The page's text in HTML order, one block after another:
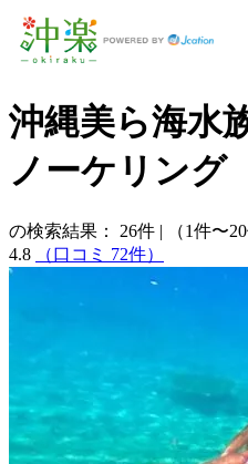
沖縄美ら海水
ノーケリング
の検索結果： 26件 |
（1件〜
4.8
（口コミ 72件）